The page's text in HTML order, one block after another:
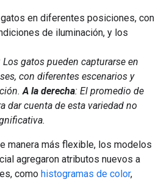
Los gatos pueden capturarse en
con diferentes escenarios y
A la derecha: El promedio de
dar cuenta de esta variedad no
manera más flexible, los modelos
agregaron atributos nuevos a
como histogramas de color,